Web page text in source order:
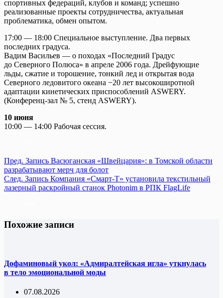
спортивных федераций, клубов и команд; успешно
реализованные проекты сотрудничества, актуальная
проблематика, обмен опытом.
17:00 — 18:00 Специальное выступление. Два первых
последних градуса.
Вадим Васильев — о походах «Последний Градус
до Северного Полюса» в апреле 2006 года. Дрейфующие
льды, сжатие и торошение, тонкий лед и открытая вода
Северного ледовитого океана −20 лет высокоширотной
адаптации кинетических приспособлений ASWERY.
(Конференц-зал № 5, стенд ASWERY).
10 июня
10:00 — 14:00 Рабочая сессия.
Пред. Запись Васюганская «Швейцария»: в Томской области
разрабатывают мерч для болот
След. Запись Компания «Смарт-Т» установила текстильный
лазерный раскройный станок Photonim в РПК FlagLife
Похожие записи
Дофаминовый укол: «Адмиралтейская игла» уткнулась
в тело эмоциональной моды
07.08.2026